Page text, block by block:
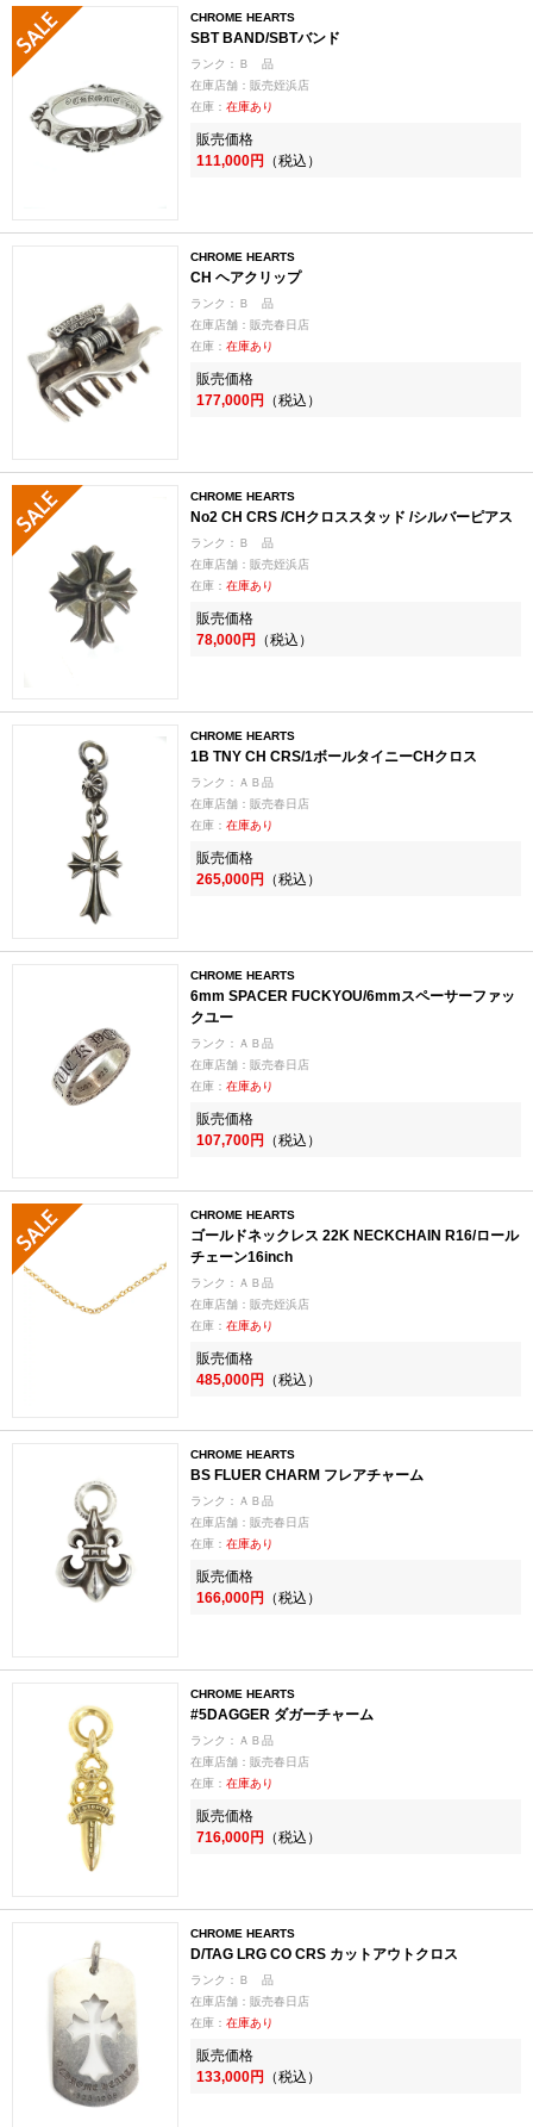
CHROME HEARTS
SBT BAND/SBTバンド
ランク：Ｂ 品
在庫店舗：販売姪浜店
在庫： 在庫あり
販売価格
111,000円 （税込）
CHROME HEARTS
CH ヘアクリップ
ランク：Ｂ 品
在庫店舗：販売春日店
在庫： 在庫あり
販売価格
177,000円 （税込）
CHROME HEARTS
No2 CH CRS /CHクロススタッド /シルバーピアス
ランク：Ｂ 品
在庫店舗：販売姪浜店
在庫： 在庫あり
販売価格
78,000円 （税込）
CHROME HEARTS
1B TNY CH CRS/1ボールタイニーCHクロス
ランク：ＡＢ品
在庫店舗：販売春日店
在庫： 在庫あり
販売価格
265,000円 （税込）
CHROME HEARTS
6mm SPACER FUCKYOU/6mmスペーサーファッ
クユー
ランク：ＡＢ品
在庫店舗：販売春日店
在庫： 在庫あり
販売価格
107,700円 （税込）
CHROME HEARTS
ゴールドネックレス 22K NECKCHAIN R16/ロール
チェーン16inch
ランク：ＡＢ品
在庫店舗：販売姪浜店
在庫： 在庫あり
販売価格
485,000円 （税込）
CHROME HEARTS
BS FLUER CHARM フレアチャーム
ランク：ＡＢ品
在庫店舗：販売春日店
在庫： 在庫あり
販売価格
166,000円 （税込）
CHROME HEARTS
#5DAGGER ダガーチャーム
ランク：ＡＢ品
在庫店舗：販売春日店
在庫： 在庫あり
販売価格
716,000円 （税込）
CHROME HEARTS
D/TAG LRG CO CRS カットアウトクロス
ランク：Ｂ 品
在庫店舗：販売春日店
在庫： 在庫あり
販売価格
133,000円 （税込）